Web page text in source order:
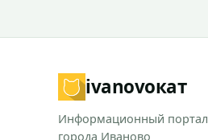
ivanovoкат
Информационный портал
города Иваново